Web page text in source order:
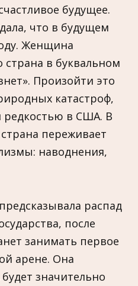
будущее.
что в будущем
Женщина
страна в буквальном
Произойти это
катастроф,
редкостью в США. В
переживает
наводнения,
распад
после
занимать первое
арене. Она
значительно